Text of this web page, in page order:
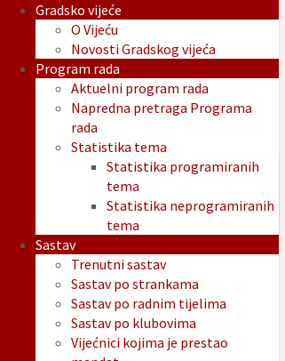
Gradsko vijeće
O Vijeću
Novosti Gradskog vijeća
Program rada
Aktuelni program rada
Napredna pretraga Programa
rada
Statistika tema
Statistika programiranih
tema
Statistika neprogramiranih
tema
Sastav
Trenutni sastav
Sastav po strankama
Sastav po radnim tijelima
Sastav po klubovima
Vijećnici kojima je prestao